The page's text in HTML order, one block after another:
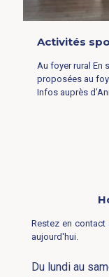
Activités
Au foyer rural En
proposées au
Infos auprès
Restez en contact
aujourd'hui.
Du lundi au